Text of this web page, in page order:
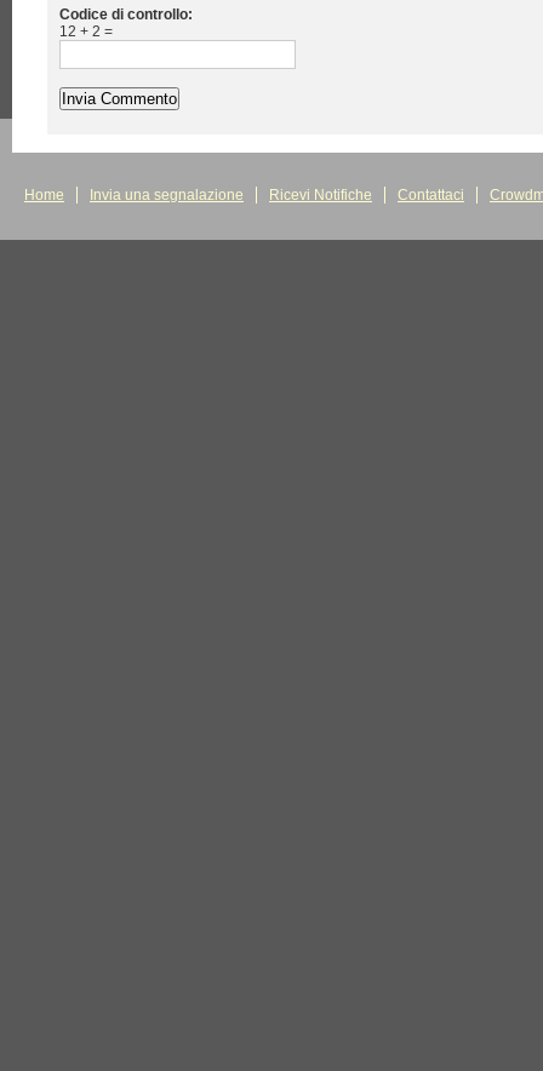
Codice di controllo:
12 + 2 =
Home Invia una segnalazione Ricevi Notifiche Contattaci